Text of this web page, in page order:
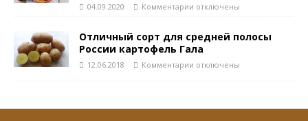
04.09.2020 Комментарии отключены
Отличный сорт для средней полосы
России картофель Гала
12.06.2018 Комментарии отключены